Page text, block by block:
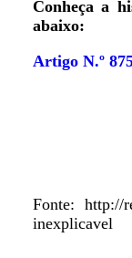
Conheça a
abaixo:
Artigo N.º
Fonte: http://
inexplicavel